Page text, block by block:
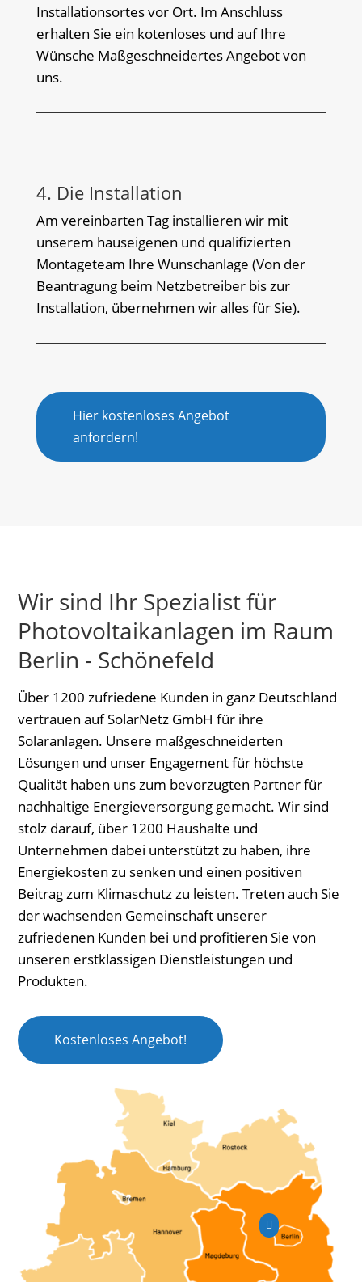
Installationsortes vor Ort. Im Anschluss
erhalten Sie ein kotenloses und auf Ihre
Wünsche Maßgeschneidertes Angebot von
uns.
4. Die Installation
Am vereinbarten Tag installieren wir mit
unserem hauseigenen und qualifizierten
Montageteam Ihre Wunschanlage (Von der
Beantragung beim Netzbetreiber bis zur
Installation, übernehmen wir alles für Sie).
Hier kostenloses Angebot
anfordern!
Wir sind Ihr Spezialist für
Photovoltaikanlagen im Raum
Berlin - Schönefeld
Über 1200 zufriedene Kunden in ganz Deutschland
vertrauen auf SolarNetz GmbH für ihre
Solaranlagen. Unsere maßgeschneiderten
Lösungen und unser Engagement für höchste
Qualität haben uns zum bevorzugten Partner für
nachhaltige Energieversorgung gemacht. Wir sind
stolz darauf, über 1200 Haushalte und
Unternehmen dabei unterstützt zu haben, ihre
Energiekosten zu senken und einen positiven
Beitrag zum Klimaschutz zu leisten. Treten auch Sie
der wachsenden Gemeinschaft unserer
zufriedenen Kunden bei und profitieren Sie von
unseren erstklassigen Dienstleistungen und
Produkten.
Kostenloses Angebot!